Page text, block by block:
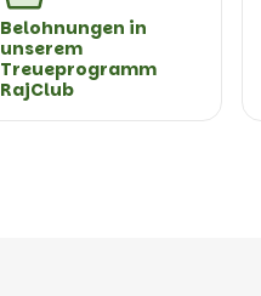
Belohnungen in
unserem
Treueprogramm
RajClub